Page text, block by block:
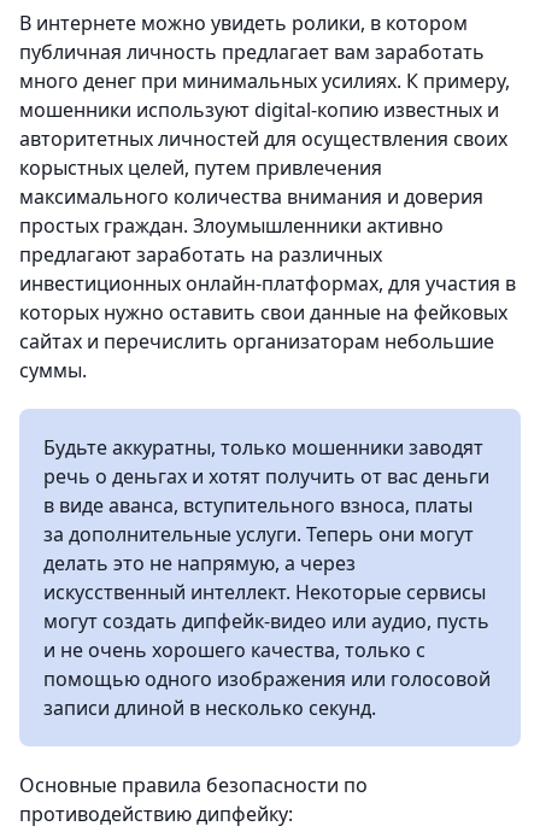
В интернете можно увидеть ролики, в котором
публичная личность предлагает вам заработать
много денег при минимальных усилиях. К примеру,
мошенники используют digital-копию известных и
авторитетных личностей для осуществления своих
корыстных целей, путем привлечения
максимального количества внимания и доверия
простых граждан. Злоумышленники активно
предлагают заработать на различных
инвестиционных онлайн-платформах, для участия в
которых нужно оставить свои данные на фейковых
сайтах и перечислить организаторам небольшие
суммы.
Будьте аккуратны, только мошенники заводят
речь о деньгах и хотят получить от вас деньги
в виде аванса, вступительного взноса, платы
за дополнительные услуги. Теперь они могут
делать это не напрямую, а через
искусственный интеллект. Некоторые сервисы
могут создать дипфейк-видео или аудио, пусть
и не очень хорошего качества, только с
помощью одного изображения или голосовой
записи длиной в несколько секунд.
Основные правила безопасности по
противодействию дипфейку: